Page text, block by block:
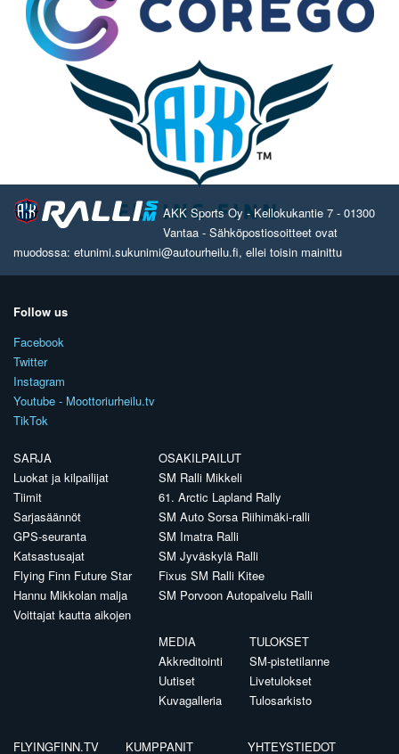
AKK Sports Oy - Kellokukantie 7 - 01300
Vantaa - Sähköpostiosoitteet ovat
muodossa: etunimi.sukunimi@autourheilu.fi, ellei toisin mainittu
Follow us
Facebook
Twitter
Instagram
Youtube - Moottoriurheilu.tv
TikTok
SARJA
Luokat ja kilpailijat
Tiimit
Sarjasäännöt
GPS-seuranta
Katsastusajat
Flying Finn Future Star
Hannu Mikkolan malja
Voittajat kautta aikojen
OSAKILPAILUT
SM Ralli Mikkeli
61. Arctic Lapland Rally
SM Auto Sorsa Riihimäki-ralli
SM Imatra Ralli
SM Jyväskylä Ralli
Fixus SM Ralli Kitee
SM Porvoon Autopalvelu Ralli
MEDIA
Akkreditointi
Uutiset
Kuvagalleria
TULOKSET
SM-pistetilanne
Livetulokset
Tulosarkisto
FLYINGFINN.TV KUMPPANIT YHTEYSTIEDOT